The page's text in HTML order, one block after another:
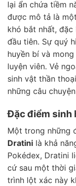
lại ẩn chứa tiềm
được mô tả là
khó bắt nhất,
đầu tiên. Sự quý
huyền bí và
luyện viên. Vẻ
sinh vật thần
những câu
Đặc điểm sinh
Một trong những
Dratini là khả
Pokédex, Dratini
cứ sau một thời
trình lột xác này